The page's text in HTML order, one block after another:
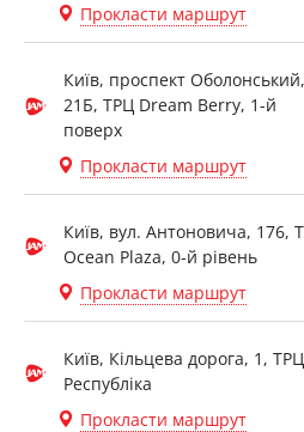
Прокласти маршрут
Київ, проспект Оболонський,
21Б, ТРЦ Dream Berry, 1-й
поверх
Прокласти маршрут
Київ, вул. Антоновича, 176,
Ocean Plaza, 0-й рівень
Прокласти маршрут
Київ, Кільцева дорога, 1, ТРЦ
Республіка
Прокласти маршрут